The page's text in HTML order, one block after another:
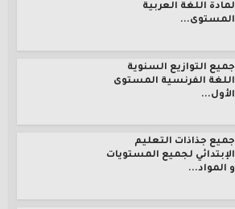
لمادة اللغة العربية
المستوى...
جميع التوازيع السنوية
اللغة الفرنسية المستوى
الأول...
جميع جذاذات التعليم
الإبتدائي لجميع المستويات
و المواد...